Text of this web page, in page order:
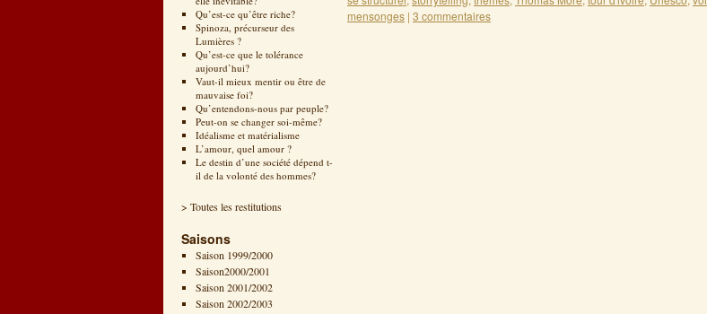
Qu’est-ce qu’être riche?
Spinoza, précurseur des
Lumières ?
Qu’est-ce que le tolérance
aujourd’hui?
Vaut-il mieux mentir ou être de
mauvaise foi?
Qu’entendons-nous par peuple?
Peut-on se changer soi-même?
Idéalisme et matérialisme
L’amour, quel amour ?
Le destin d’une société dépend t-
il de la volonté des hommes?
> Toutes les restitutions
Saisons
Saison 1999/2000
Saison2000/2001
Saison 2001/2002
Saison 2002/2003
mensonges | 3 commentaires